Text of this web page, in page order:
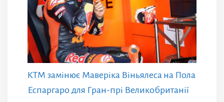
KTM замінює Маверіка Віньялеса на Пола
Еспаргаро для Гран-прі Великобританії